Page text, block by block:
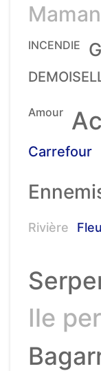
Maman
INCENDIE
Amour
Carrefour
Rivière
Ile